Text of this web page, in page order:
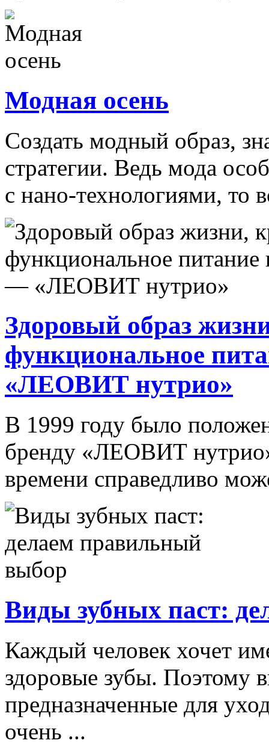
Модная осень
Создать модный образ,
стратегии. Ведь мода
с нано-технологиями, то
Здоровый образ
функциональное
«ЛЕОВИТ нутрио»
В 1999 году было
бренду «ЛЕОВИТ
времени справедливо
Виды зубных паст:
Каждый человек хочет
здоровые зубы. Поэтому
предназначенные для
очень ...